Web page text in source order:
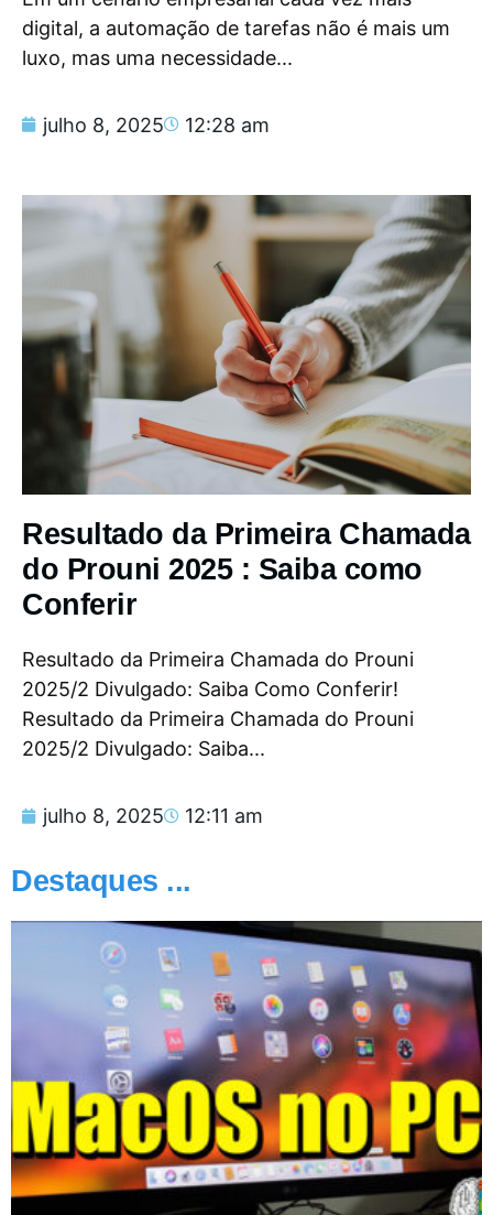
digital, a automação de tarefas não é mais um
luxo, mas uma necessidade...
julho 8, 2025 12:28 am
Resultado da Primeira Chamada
do Prouni 2025 : Saiba como
Conferir
Resultado da Primeira Chamada do Prouni
2025/2 Divulgado: Saiba Como Conferir!
Resultado da Primeira Chamada do Prouni
2025/2 Divulgado: Saiba...
julho 8, 2025 12:11 am
Destaques ...